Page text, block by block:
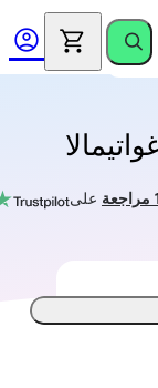
على